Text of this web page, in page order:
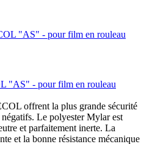
"AS" - pour film en rouleau
offrent la plus grande sécurité
Le polyester Mylar est
et parfaitement inerte. La
et la bonne résistance mécanique